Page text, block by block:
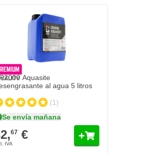
Aquasite
al agua 5 litros
(1)
Se envía mañana
67 €